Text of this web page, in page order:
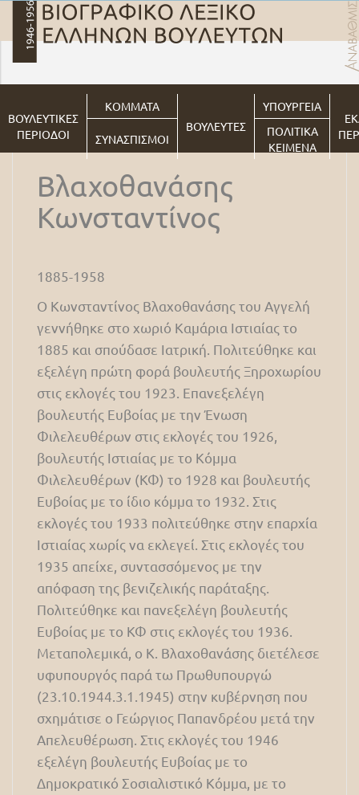
ΒΟΥΛΕΥΤΙΚΕΣ
ΠΕΡΙΟΔΟΙ
ΚΟΜΜΑΤΑ
ΒΟΥΛΕΥΤΕΣ
ΥΠΟΥΡΓΕΙΑ
ΣΥΝΑΣΠΙΣΜΟΙ
ΠΟΛΙΤΙΚΑ
ΚΕΙΜΕΝΑ
Βλαχοθανάσης
Κωνσταντίνος
1885-1958
Ο Κωνσταντίνος Βλαχοθανάσης του Αγγελή
γεννήθηκε στο χωριό Καμάρια Ιστιαίας το
1885 και σπούδασε Ιατρική. Πολιτεύθηκε και
εξελέγη πρώτη φορά βουλευτής Ξηροχωρίου
στις εκλογές του 1923. Επανεξελέγη
βουλευτής Ευβοίας με την Ένωση
Φιλελευθέρων στις εκλογές του 1926,
βουλευτής Ιστιαίας με το Κόμμα
Φιλελευθέρων (ΚΦ) το 1928 και βουλευτής
Ευβοίας με το ίδιο κόμμα το 1932. Στις
εκλογές του 1933 πολιτεύθηκε στην επαρχία
Ιστιαίας χωρίς να εκλεγεί. Στις εκλογές του
1935 απείχε, συντασσόμενος με την
απόφαση της βενιζελικής παράταξης.
Πολιτεύθηκε και πανεξελέγη βουλευτής
Ευβοίας με το ΚΦ στις εκλογές του 1936.
Μεταπολεμικά, ο Κ. Βλαχοθανάσης διετέλεσε
υφυπουργός παρά τω Πρωθυπουργώ
(23.10.1944.3.1.1945) στην κυβέρνηση που
σχημάτισε ο Γεώργιος Παπανδρέου μετά την
Απελευθέρωση. Στις εκλογές του 1946
εξελέγη βουλευτής Ευβοίας με το
Δημοκρατικό Σοσιαλιστικό Κόμμα, με το